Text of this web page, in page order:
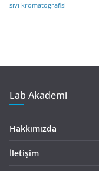
sıvı kromatografisi
Lab Akademi
Hakkımızda
İletişim